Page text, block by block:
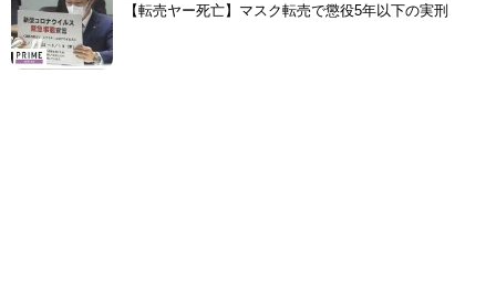
【転売ヤー死亡】マスク転売で懲役5年以下の実刑